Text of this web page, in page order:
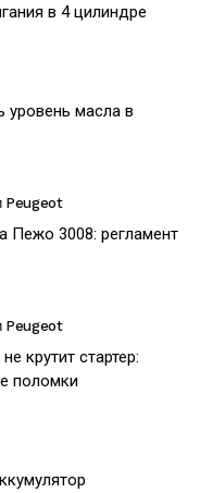
в 4 цилиндре
уровень масла в
Peugeot
Пежо 3008: регламент
Peugeot
крутит стартер:
поломки